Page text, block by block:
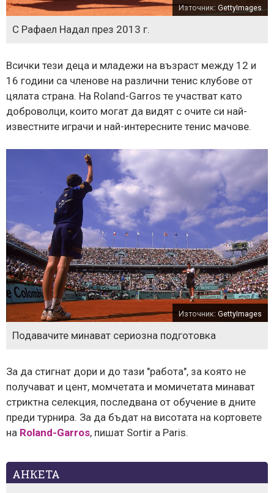
Източник: GettyImages
С Рафаел Надал през 2013 г.
Всички тези деца и младежи на възраст между 12 и
16 години са членове на различни тенис клубове от
цялата страна. На Roland-Garros те участват като
доброволци, които могат да видят с очите си най-
известните играчи и най-интересните тенис мачове.
Източник: GettyImages
Подавачите минават сериозна подготовка
За да стигнат дори и до тази "работа", за която не
получават и цент, момчетата и момичетата минават
стриктна селекция, последвана от обучение в дните
преди турнира. За да бъдат на висотата на кортовете
на Roland-Garros, пишат Sortir a Paris.
АНКЕТА